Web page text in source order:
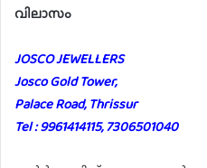
വിലാസം
JOSCO JEWELLERS
Josco Gold Tower,
Palace Road, Thrissur
Tel : 9961414115, 7306501040